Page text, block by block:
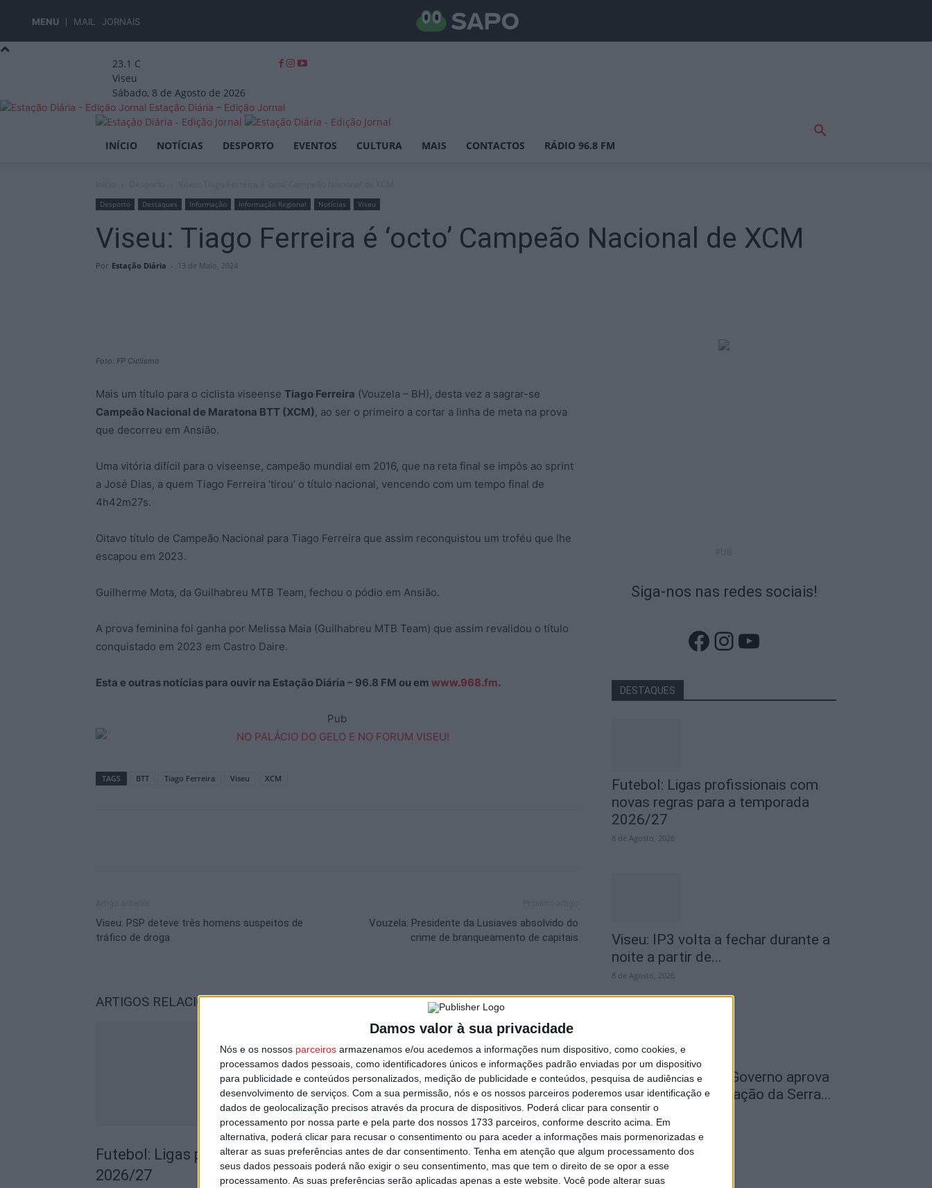
Damos valor à sua privacidade
Nós e os nossos parceiros armazenamos e/ou acedemos a informações num dispositivo, como cookies, e
processamos dados pessoais, como identificadores únicos e informações padrão enviadas por um dispositivo
para publicidade e conteúdos personalizados, medição de publicidade e conteúdos, pesquisa de audiências e
desenvolvimento de serviços. Com a sua permissão, nós e os nossos parceiros poderemos usar identificação e
dados de geolocalização precisos através da procura de dispositivos. Poderá clicar para consentir o
processamento por nossa parte e pela parte dos nossos 1733 parceiros, conforme descrito acima. Em
alternativa, poderá clicar para recusar o consentimento ou para aceder a informações mais pormenorizadas e
alterar as suas preferências antes de dar consentimento. Tenha em atenção que algum processamento dos
seus dados pessoais poderá não exigir o seu consentimento, mas que tem o direito de se opor a esse
processamento. As suas preferências serão aplicadas apenas a este website. Você pode alterar suas
MENU MAIL JORNAIS
23.1 C
Viseu
Sábado, 8 de Agosto de 2026
Estação Diária – Edição Jornal
INÍCIO NOTÍCIAS DESPORTO EVENTOS CULTURA MAIS CONTACTOS RÁDIO 96.8 FM
Desporto Destaques Informação Informação Regional Notícias Viseu
Viseu: Tiago Ferreira é ‘octo’ Campeão Nacional de XCM
Por Estação Diária - 13 de Maio, 2024
Foto: FP Ciclismo
Mais um título para o ciclista viseense Tiago Ferreira (Vouzela – BH), desta vez a sagrar-se
Campeão Nacional de Maratona BTT (XCM), ao ser o primeiro a cortar a linha de meta na prova
que decorreu em Ansião.
Uma vitória difícil para o viseense, campeão mundial em 2016, que na reta final se impôs ao sprint
a José Dias, a quem Tiago Ferreira ‘tirou’ o título nacional, vencendo com um tempo final de
4h42m27s.
Oitavo título de Campeão Nacional para Tiago Ferreira que assim reconquistou um troféu que lhe
escapou em 2023.
Guilherme Mota, da Guilhabreu MTB Team, fechou o pódio em Ansião.
A prova feminina foi ganha por Melissa Maia (Guilhabreu MTB Team) que assim revalidou o título
conquistado em 2023 em Castro Daire.
Esta e outras notícias para ouvir na Estação Diária – 96.8 FM ou em www.968.fm.
Pub
TAGS BTT Tiago Ferreira Viseu XCM
Viseu: PSP deteve três homens suspeitos de
tráfico de droga
Vouzela: Presidente da Lusiaves absolvido do
crime de branqueamento de capitais
ARTIGOS RELACIONADOSMais do autor
Futebol: Ligas profissionais com novas regras para a temporada
2026/27
Siga-nos nas redes sociais!
Facebook
Instagram
YouTube
DESTAQUES
Futebol: Ligas profissionais com
novas regras para a temporada
2026/27
8 de Agosto, 2026
Viseu: IP3 volta a fechar durante a
noite a partir de...
8 de Agosto, 2026
São Pedro do Sul: Governo aprova
Centro de Interpretação da Serra...
8 de Agosto, 2026